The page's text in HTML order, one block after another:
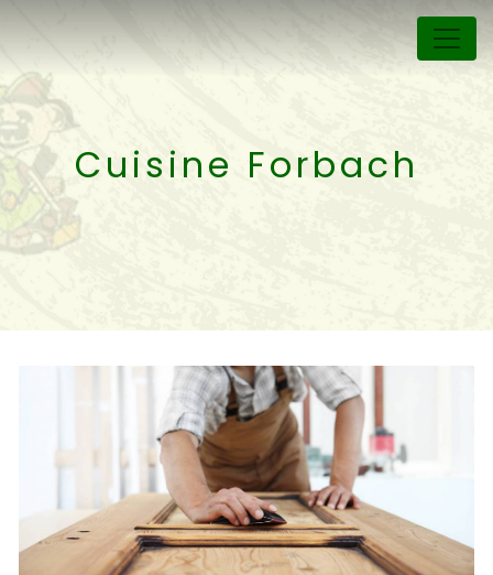
Cuisine Forbach